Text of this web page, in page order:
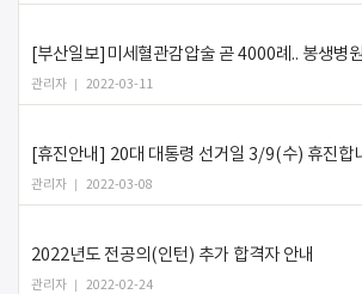
[부산일보]미세혈관감압술 곧 4000례.. 봉생병원
관리자 2022-03-11
[휴진안내] 20대 대통령 선거일 3/9(수) 휴진합
관리자 2022-03-08
2022년도 전공의(인턴) 추가 합격자 안내
관리자 2022-02-24